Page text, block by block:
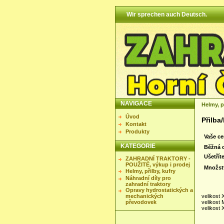
Wir sprechen auch Deutsch.
NAVIGACE
Úvod
Kontakt
Produkty
KATEGORIE
ZAHRADNÍ TRAKTORY -
POUŽITÉ, výkup i prodej
Helmy, přilby, kufry
Náhradní díly pro
zahradní traktory
Opravy hydrostatických a
mechanických
převodovek
Helmy,
Vaše
Běžná
velikost
velikost
velikost